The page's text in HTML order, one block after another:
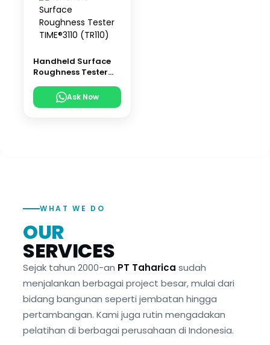
Handheld Surface
Roughness Tester
Ask Now
WHAT WE DO
OUR
SERVICES
Sejak tahun 2000-an PT Taharica sudah
menjalankan berbagai project besar, mulai dari
bidang bangunan seperti jembatan hingga
pertambangan. Kami juga rutin mengadakan
pelatihan di berbagai perusahaan di Indonesia.